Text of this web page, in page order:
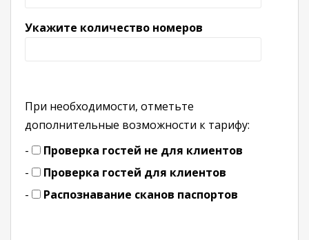
Укажите количество номеров
При необходимости, отметьте
дополнительные возможности к тарифу:
-
Проверка гостей не для клиентов
-
Проверка гостей для клиентов
-
Распознавание сканов паспортов